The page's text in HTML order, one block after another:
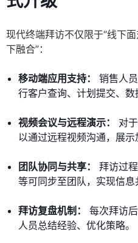
现代终端拜访不仅限于“线下
下融合”：
移动端应用支持：
销售人
行客户查询、计划提交、数
视频会议与远程演示：
对
以通过远程视频沟通，展示
团队协同与共享：
拜访过
等可同步至团队，实现信息
拜访复盘机制：
每次拜访
人员总结经验、优化策略。